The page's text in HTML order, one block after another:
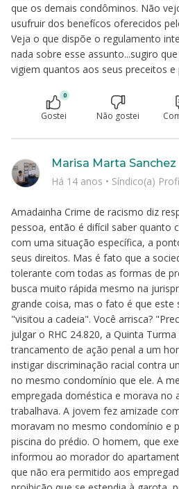
que os demais condôminos. Não
usufruir dos benefícos oferecidos
Veja o que dispõe o regulamento
nada sobre esse assunto...sugiro
vigiem quantos aos seus preceitos
0
Gostei Não gostei
Amadainha Crime de racismo diz
pessoa, então é difícil saber quanto
com uma situação específica, a
seus direitos. Mas é fato que a
tolerante com todas as formas de
busca muito rápida mesmo na
grande coisa, mas o fato é que este
"visitou a cadeia". Você arrisca?
julgar o RHC 24.820, a Quinta
trancamento de ação penal a um
instigar discriminação racial contra
no mesmo condomínio que ele. A
empregada doméstica e morava no
trabalhava. A jovem fez amizade
moravam no mesmo condomínio e
piscina do prédio. O homem, que
informou ao morador do
que não era permitido aos
Marisa Marta Sanchez
Há 14 anos • Síndico(a)